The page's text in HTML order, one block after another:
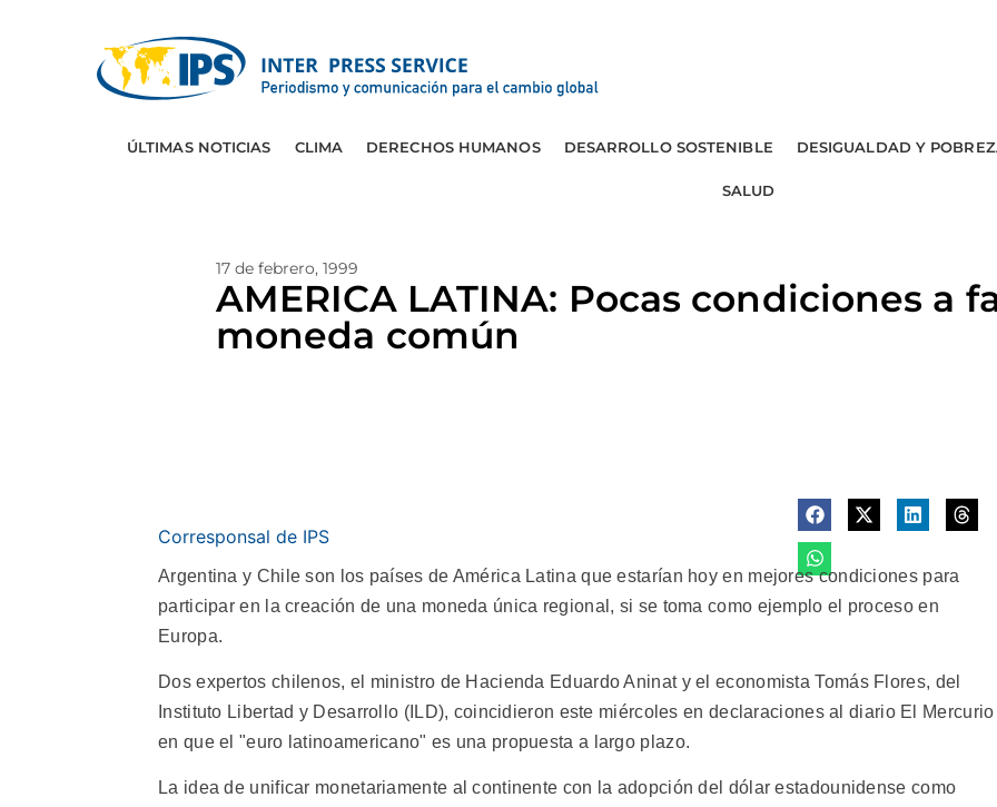
ÚLTIMAS NOTICIAS CLIMA DERECHOS HUMANOS DESARROLLO SOSTENIBLE DESIGUALDAD Y
SALUD
17 de febrero, 1999
AMERICA LATINA: Pocas condiciones a
moneda común
Corresponsal de IPS
Argentina y Chile son los países de América Latina que estarían hoy en mejores condiciones para
participar en la creación de una moneda única regional, si se toma como ejemplo el proceso en
Europa.
Dos expertos chilenos, el ministro de Hacienda Eduardo Aninat y el economista Tomás Flores, del
Instituto Libertad y Desarrollo (ILD), coincidieron este miércoles en declaraciones al diario El Mercurio
en que el "euro latinoamericano" es una propuesta a largo plazo.
La idea de unificar monetariamente al continente con la adopción del dólar estadounidense como